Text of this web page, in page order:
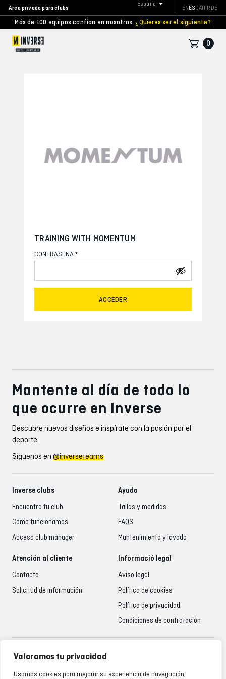
Valoramos tu privacidad
Usamos cookies para mejorar su experiencia de navegación,
Area privada para clubs
Más de 100 equipos confían en nosotros.¿Quieres ser el siguiente?
España
ENESCATFR DE
0
TRAINING WITH MOMENTUM
CONTRASEÑA *
ACCEDER
Mantente al día de todo lo
que ocurre en Inverse
Descubre nuevos diseños e inspírate con la pasión por el
deporte
Síguenos en @inverseteams
Inverse clubs
Encuentra tu club
Como funcionamos
Acceso club manager
Ayuda
Tallas y medidas
FAQS
Mantenimiento y lavado
Atención al cliente
Contacto
Solicitud de información
Informació legal
Aviso legal
Política de cookies
Política de privacidad
Condiciones de contratación
Atención al cliente